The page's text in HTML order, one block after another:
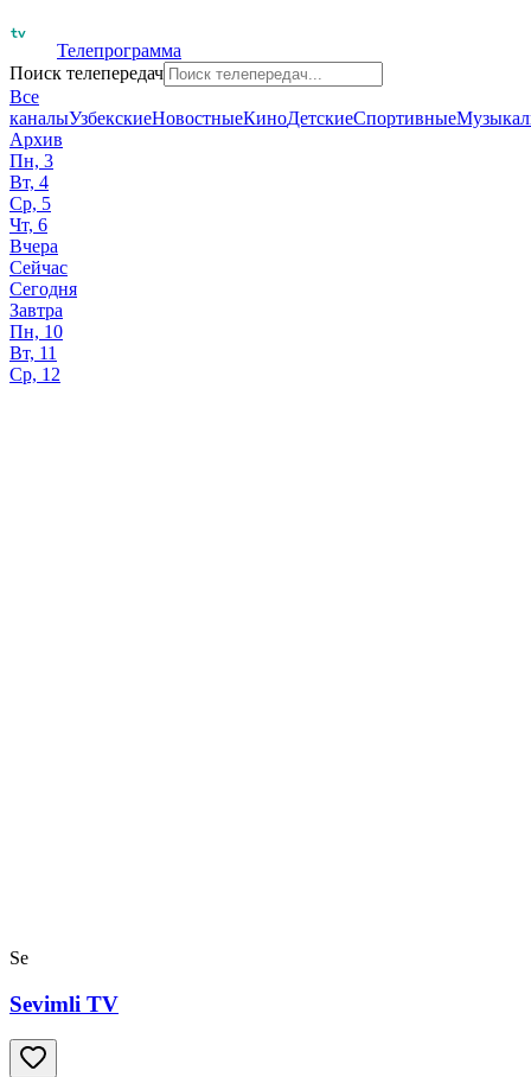
Телепрограмма
Поиск телепередач
Все
каналыУзбекскиеНовостныеКиноДетскиеСпортивные
Архив
Пн, 3
Вт, 4
Ср, 5
Чт, 6
Вчера
Сейчас
Сегодня
Завтра
Пн, 10
Вт, 11
Ср, 12
Se
Sevimli TV